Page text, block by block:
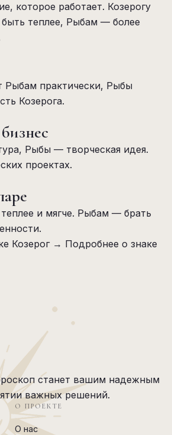
которое работает. Козерогу
теплее, Рыбам — более
Рыбам практически, Рыбы
Козерога.
Рыбы — творческая идея.
проектах.
и мягче. Рыбам — брать
Козерог → Подробнее о знаке
станет вашим надежным
важных решений.
О ПРОЕКТЕ
О нас